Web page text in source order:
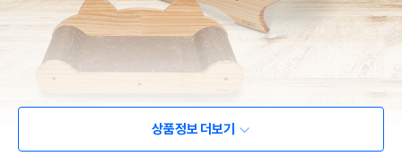
상품정보 더보기